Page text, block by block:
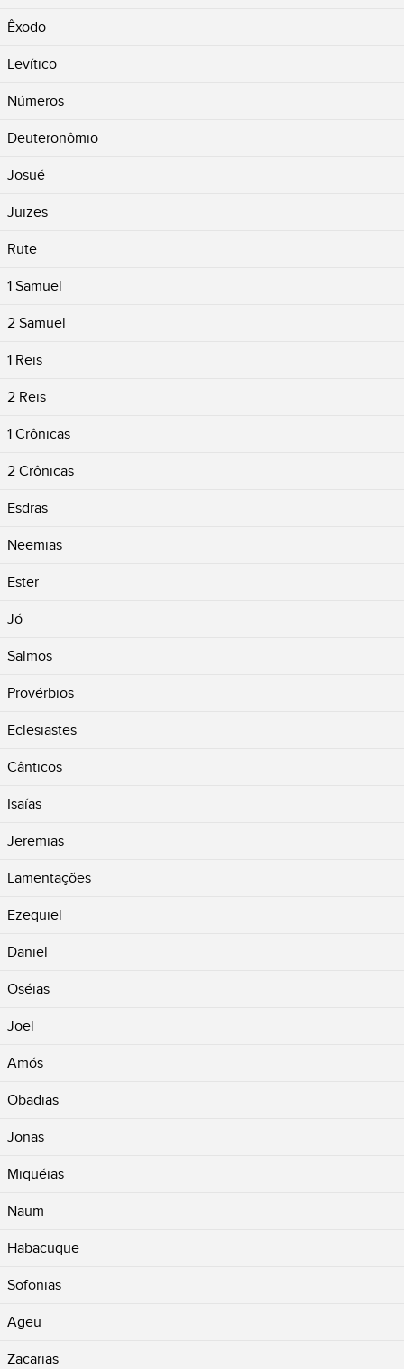
Êxodo
Levítico
Números
Deuteronômio
Josué
Juizes
Rute
1 Samuel
2 Samuel
1 Reis
2 Reis
1 Crônicas
2 Crônicas
Esdras
Neemias
Ester
Jó
Salmos
Provérbios
Eclesiastes
Cânticos
Isaías
Jeremias
Lamentações
Ezequiel
Daniel
Oséias
Joel
Amós
Obadias
Jonas
Miquéias
Naum
Habacuque
Sofonias
Ageu
Zacarias